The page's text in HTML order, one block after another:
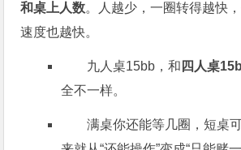
和桌上人数。人越少，一圈转得越快
速度也越快。
九人桌15bb，和 四人桌
全不一样。
满桌你还能等几圈，短桌